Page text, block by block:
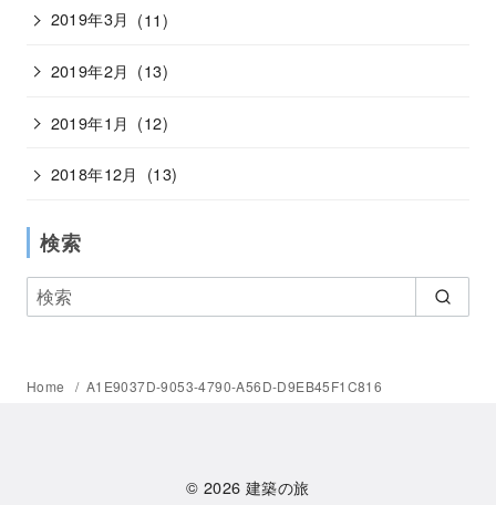
2019年3月 (11)
2019年2月 (13)
2019年1月 (12)
2018年12月 (13)
検索
Home A1E9037D-9053-4790-A56D-D9EB45F1C816
© 2026建築の旅